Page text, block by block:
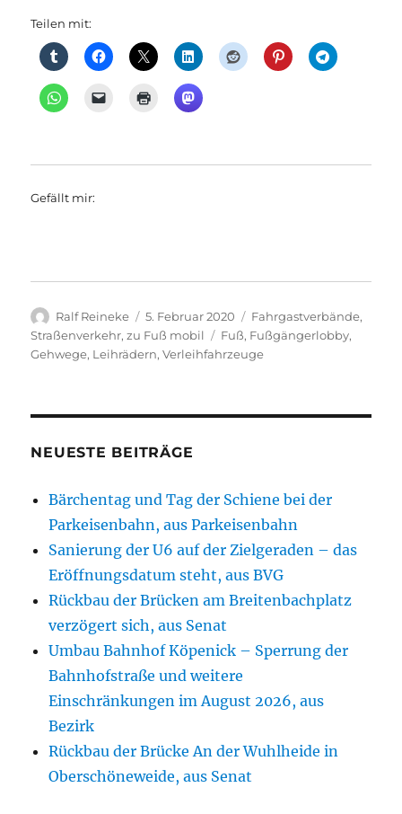
Teilen mit:
Gefällt mir:
Autor
Ralf Reineke
Veröffentlicht
am
5. Februar 2020 Kategorien
Fahrgastverbände,
Straßenverkehr,zu Fuß mobil Schlagwörter
Fuß, Fußgängerlobby,
Gehwege, Leihrädern,Verleihfahrzeuge
NEUESTE BEITRÄGE
Bärchentag und Tag der Schiene bei der
Parkeisenbahn, aus Parkeisenbahn
Sanierung der U6 auf der Zielgeraden – das
Eröffnungsdatum steht, aus BVG
Rückbau der Brücken am Breitenbachplatz
verzögert sich, aus Senat
Umbau Bahnhof Köpenick – Sperrung der
Bahnhofstraße und weitere
Einschränkungen im August 2026, aus
Bezirk
Rückbau der Brücke An der Wuhlheide in
Oberschöneweide, aus Senat